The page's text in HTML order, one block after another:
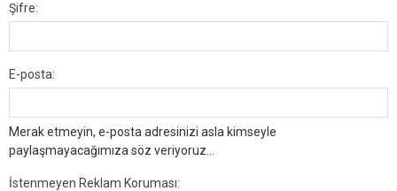
Şifre:
E-posta:
Merak etmeyin, e-posta adresinizi asla kimseyle
paylaşmayacağımıza söz veriyoruz...
İstenmeyen Reklam Koruması: